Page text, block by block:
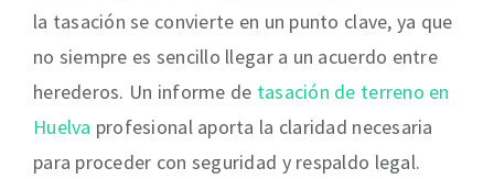
la tasación se convierte en un punto clave, ya que
no siempre es sencillo llegar a un acuerdo entre
herederos. Un informe de tasación de terreno en
Huelva profesional aporta la claridad necesaria
para proceder con seguridad y respaldo legal.